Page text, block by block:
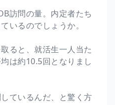
訪問の量。内定者たち
いるのでしょうか。
ると、就活生一人当た
は約10.5回となりまし
ているんだ、と驚く方